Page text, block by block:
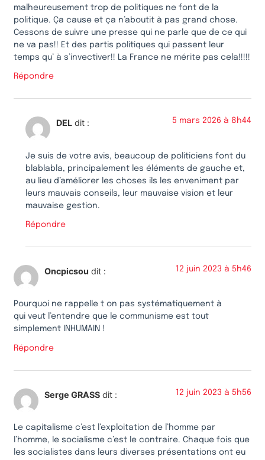
malheureusement trop de politiques ne font de la
politique. Ça cause et ça n’aboutit à pas grand chose.
Cessons de suivre une presse qui ne parle que de ce qui
ne va pas!! Et des partis politiques qui passent leur
temps qu’ à s’invectiver!! La France ne mérite pas cela!!!!!
Répondre
DEL dit : 5 mars 2026 à 8h44
Je suis de votre avis, beaucoup de politiciens font du
blablabla, principalement les éléments de gauche et,
au lieu d’améliorer les choses ils les enveniment par
leurs mauvais conseils, leur mauvaise vision et leur
mauvaise gestion.
Répondre
Oncpicsou dit : 12 juin 2023 à 5h46
Pourquoi ne rappelle t on pas systématiquement à
qui veut l’entendre que le communisme est tout
simplement INHUMAIN !
Répondre
Serge GRASS dit : 12 juin 2023 à 5h56
Le capitalisme c’est l’exploitation de l’homme par
l’homme, le socialisme c’est le contraire. Chaque fois que
les socialistes dans leurs diverses présentations ont eu